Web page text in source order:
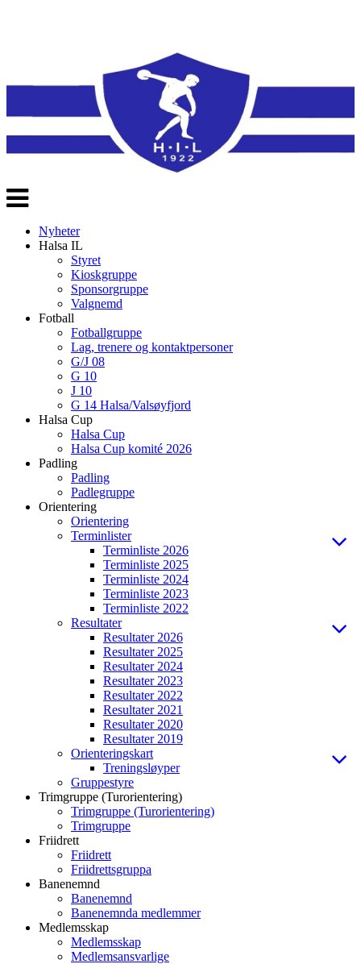
Veksle
navigasjon
Nyheter
Halsa IL
Styret
Kioskgruppe
Sponsorgruppe
Valgnemd
Fotball
Fotballgruppe
Lag, trenere og kontaktpersoner
G/J 08
G 10
J 10
G 14 Halsa/Valsøyfjord
Halsa Cup
Halsa Cup
Halsa Cup komité 2026
Padling
Padling
Padlegruppe
Orientering
Orientering
Terminlister
Terminliste 2026
Terminliste 2025
Terminliste 2024
Terminliste 2023
Terminliste 2022
Resultater
Resultater 2026
Resultater 2025
Resultater 2024
Resultater 2023
Resultater 2022
Resultater 2021
Resultater 2020
Resultater 2019
Orienteringskart
Treningsløyper
Gruppestyre
Trimgruppe (Turorientering)
Trimgruppe (Turorientering)
Trimgruppe
Friidrett
Friidrett
Friidrettsgruppa
Banenemnd
Banenemnd
Banenemnda medlemmer
Medlemsskap
Medlemsskap
Medlemsansvarlige